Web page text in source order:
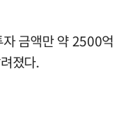
금액만 약 2500억
졌다.